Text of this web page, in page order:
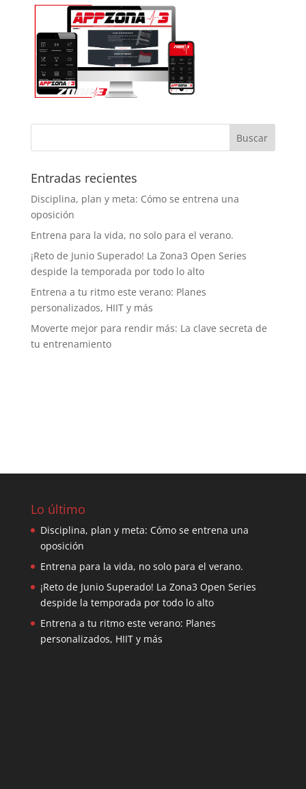
Entradas recientes
Disciplina, plan y meta: Cómo se entrena una
oposición
Entrena para la vida, no solo para el verano.
¡Reto de Junio Superado! La Zona3 Open Series
despide la temporada por todo lo alto
Entrena a tu ritmo este verano: Planes
personalizados, HIIT y más
Moverte mejor para rendir más: La clave secreta de
tu entrenamiento
Lo último
Disciplina, plan y meta: Cómo se entrena una
oposición
Entrena para la vida, no solo para el verano.
¡Reto de Junio Superado! La Zona3 Open Series
despide la temporada por todo lo alto
Entrena a tu ritmo este verano: Planes
personalizados, HIIT y más